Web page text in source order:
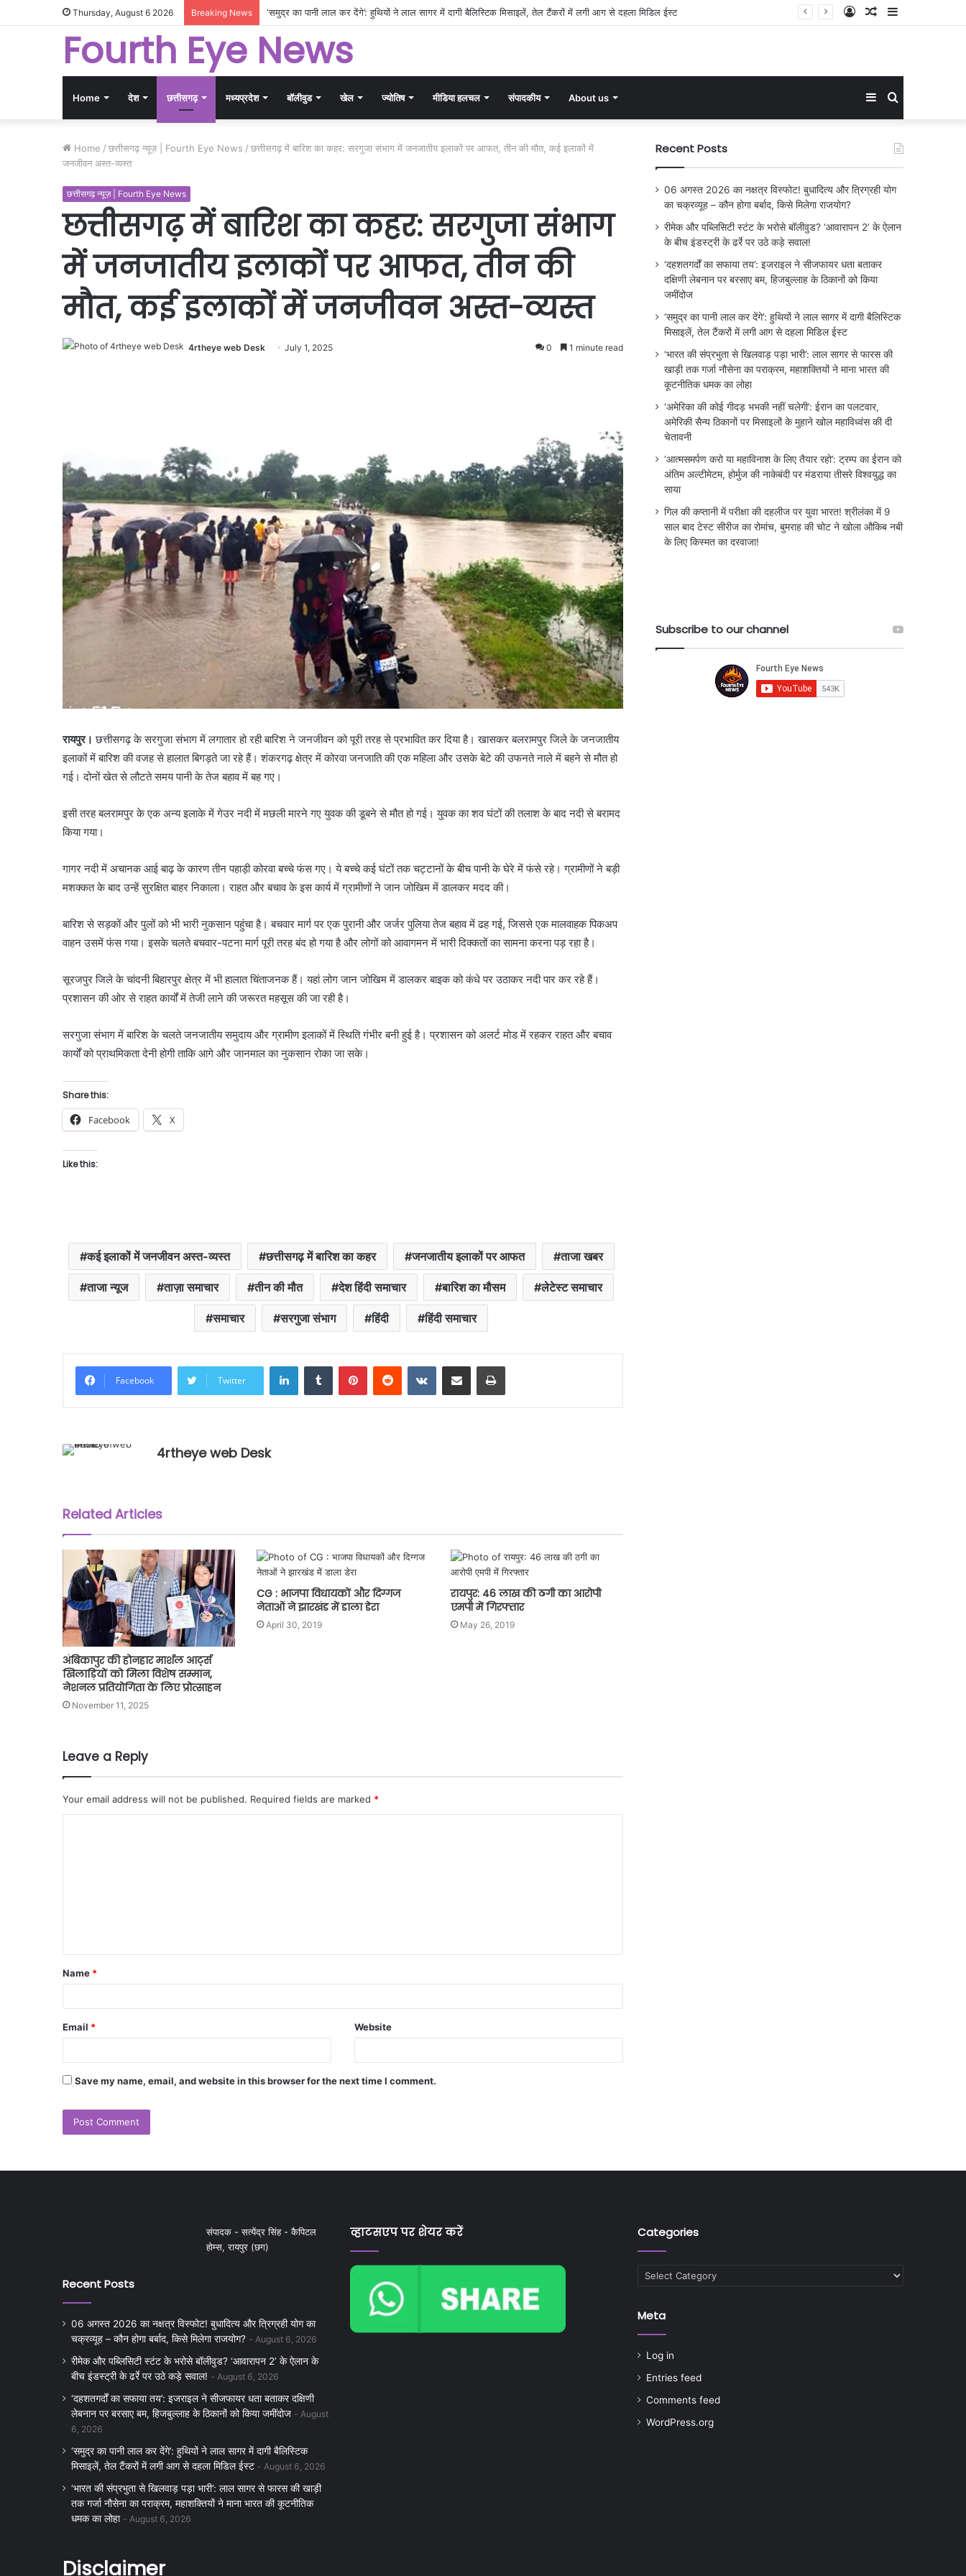
Thursday, August 6 2026 Breaking News Sidebar
Random
Log
Fourth Eye News
Home देश छत्तीसगढ़ मध्यप्रदेश बॉलीवुड खेल ज्योतिष मीडिया हलचल संपादकीय About us Search
for
Sidebar
Home / छत्तीसगढ़ न्यूज़ | Fourth Eye News / छत्तीसगढ़ में बारिश का कहर: सरगुजा संभाग में जनजातीय इलाकों पर आफत, तीन की मौत, कई इलाकों में
जनजीवन अस्त-व्यस्त
छत्तीसगढ़ न्यूज़ | Fourth Eye News
छत्तीसगढ़ में बारिश का कहर: सरगुजा संभाग
में जनजातीय इलाकों पर आफत, तीन की
मौत, कई इलाकों में जनजीवन अस्त-व्यस्त
4rtheye web Desk July 1, 2025 0 1 minute read
रायपुर। छत्तीसगढ़ के सरगुजा संभाग में लगातार हो रही बारिश ने जनजीवन को पूरी तरह से प्रभावित कर दिया है। खासकर बलरामपुर जिले के जनजातीय
इलाकों में बारिश की वजह से हालात बिगड़ते जा रहे हैं। शंकरगढ़ क्षेत्र में कोरवा जनजाति की एक महिला और उसके बेटे की उफनते नाले में बहने से मौत हो
गई। दोनों खेत से लौटते समय पानी के तेज बहाव में बह गए।
इसी तरह बलरामपुर के एक अन्य इलाके में गेउर नदी में मछली मारने गए युवक की डूबने से मौत हो गई। युवक का शव घंटों की तलाश के बाद नदी से बरामद
किया गया।
गागर नदी में अचानक आई बाढ़ के कारण तीन पहाड़ी कोरवा बच्चे फंस गए। ये बच्चे कई घंटों तक चट्टानों के बीच पानी के घेरे में फंसे रहे। ग्रामीणों ने बड़ी
मशक्कत के बाद उन्हें सुरक्षित बाहर निकाला। राहत और बचाव के इस कार्य में ग्रामीणों ने जान जोखिम में डालकर मदद की।
बारिश से सड़कों और पुलों को भी भारी नुकसान पहुंचा है। बचवार मार्ग पर एक पुरानी और जर्जर पुलिया तेज बहाव में ढह गई, जिससे एक मालवाहक पिकअप
वाहन उसमें फंस गया। इसके चलते बचवार-पटना मार्ग पूरी तरह बंद हो गया है और लोगों को आवागमन में भारी दिक्कतों का सामना करना पड़ रहा है।
सूरजपुर जिले के चांदनी बिहारपुर क्षेत्र में भी हालात चिंताजनक हैं। यहां लोग जान जोखिम में डालकर बाइक को कंधे पर उठाकर नदी पार कर रहे हैं।
प्रशासन की ओर से राहत कार्यों में तेजी लाने की जरूरत महसूस की जा रही है।
सरगुजा संभाग में बारिश के चलते जनजातीय समुदाय और ग्रामीण इलाकों में स्थिति गंभीर बनी हुई है। प्रशासन को अलर्ट मोड में रहकर राहत और बचाव
कार्यों को प्राथमिकता देनी होगी ताकि आगे और जानमाल का नुकसान रोका जा सके।
Share this:
Facebook X
Like this:
कई इलाकों में जनजीवन अस्त-व्यस्त छत्तीसगढ़ में बारिश का कहर जनजातीय इलाकों पर आफत ताजा खबर
ताजा न्यूज ताज़ा समाचार तीन की मौत देश हिंदी समाचार बारिश का मौसम लेटेस्ट समाचार
समाचार सरगुजा संभाग हिंदी हिंदी समाचार
Facebook Twitter
LinkedInTumblr PinterestReddit VKontakteShare via Email Print
4rtheye web Desk
Related Articles
अंबिकापुर की होनहार मार्शल आर्ट्स
खिलाड़ियों को मिला विशेष सम्मान,
नेशनल प्रतियोगिता के लिए प्रोत्साहन
November 11, 2025
CG : भाजपा विधायकों और दिग्गज
नेताओं ने झारखंड में डाला डेरा
April 30, 2019
रायपुर: 46 लाख की ठगी का आरोपी
एमपी में गिरफ्तार
May 26, 2019
Leave a Reply
Your email address will not be published. Required fields are marked *
Name *
Email * Website
Save my name, email, and website in this browser for the next time I comment.
Recent Posts
06 अगस्त 2026 का नक्षत्र विस्फोट! बुधादित्य और त्रिग्रही योग
का चक्रव्यूह – कौन होगा बर्बाद, किसे मिलेगा राजयोग?
रीमेक और पब्लिसिटी स्टंट के भरोसे बॉलीवुड? ‘आवारापन 2’ के ऐलान
के बीच इंडस्ट्री के ढर्रे पर उठे कड़े सवाल!
‘दहशतगर्दों का सफाया तय’: इजराइल ने सीजफायर धता बताकर
दक्षिणी लेबनान पर बरसाए बम, हिजबुल्लाह के ठिकानों को किया
जमींदोज
‘समुद्र का पानी लाल कर देंगे’: हुथियों ने लाल सागर में दागी बैलिस्टिक
मिसाइलें, तेल टैंकरों में लगी आग से दहला मिडिल ईस्ट
‘भारत की संप्रभुता से खिलवाड़ पड़ा भारी’: लाल सागर से फारस की
खाड़ी तक गर्जा नौसेना का पराक्रम, महाशक्तियों ने माना भारत की
कूटनीतिक धमक का लोहा
‘अमेरिका की कोई गीदड़ भभकी नहीं चलेगी’: ईरान का पलटवार,
अमेरिकी सैन्य ठिकानों पर मिसाइलों के मुहाने खोल महाविध्वंस की दी
चेतावनी
‘आत्मसमर्पण करो या महाविनाश के लिए तैयार रहो’: ट्रम्प का ईरान को
अंतिम अल्टीमेटम, होर्मुज की नाकेबंदी पर मंडराया तीसरे विश्वयुद्ध का
साया
गिल की कप्तानी में परीक्षा की दहलीज पर युवा भारत! श्रीलंका में 9
साल बाद टेस्ट सीरीज का रोमांच, बुमराह की चोट ने खोला औकिब नबी
के लिए किस्मत का दरवाजा!
Subscribe to our channel
संपादक - सत्येंद्र सिंह - कैपिटल
होम्स, रायपुर (छग)
Recent Posts
06 अगस्त 2026 का नक्षत्र विस्फोट! बुधादित्य और त्रिग्रही योग का
चक्रव्यूह – कौन होगा बर्बाद, किसे मिलेगा राजयोग?
August 6, 2026
रीमेक और पब्लिसिटी स्टंट के भरोसे बॉलीवुड? ‘आवारापन 2’ के ऐलान के
बीच इंडस्ट्री के ढर्रे पर उठे कड़े सवाल!
August 6, 2026
‘दहशतगर्दों का सफाया तय’: इजराइल ने सीजफायर धता बताकर दक्षिणी
लेबनान पर बरसाए बम, हिजबुल्लाह के ठिकानों को किया जमींदोज
August
6, 2026
‘समुद्र का पानी लाल कर देंगे’: हुथियों ने लाल सागर में दागी बैलिस्टिक
मिसाइलें, तेल टैंकरों में लगी आग से दहला मिडिल ईस्ट
August 6, 2026
‘भारत की संप्रभुता से खिलवाड़ पड़ा भारी’: लाल सागर से फारस की खाड़ी
तक गर्जा नौसेना का पराक्रम, महाशक्तियों ने माना भारत की कूटनीतिक
धमक का लोहा
August 6, 2026
व्हाटसएप पर शेयर करें Categories
Categories
Meta
Log in
Entries feed
Comments feed
WordPress.org
Disclaimer